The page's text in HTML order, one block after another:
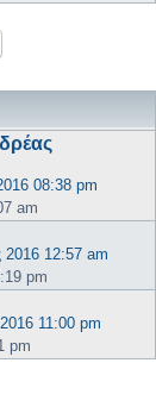
08:38 pm
am
2016 12:57 am
pm
11:00 pm
pm